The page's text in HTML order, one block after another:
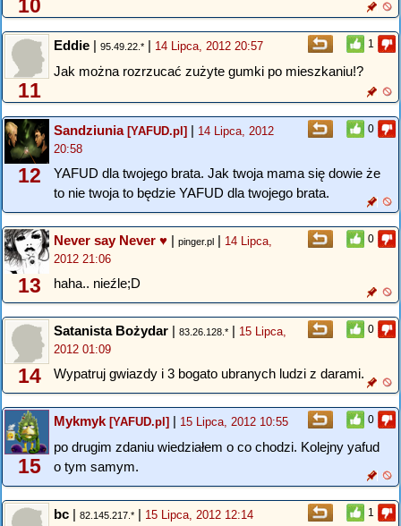
10
1
11
Eddie | 95.49.22.* | 14 Lipca, 2012 20:57
Jak można rozrzucać zużyte gumki po mieszkaniu!?
0
12
Sandziunia[YAFUD.pl] | 14 Lipca, 2012
20:58
YAFUD dla twojego brata. Jak twoja mama się dowie że
to nie twoja to będzie YAFUD dla twojego brata.
0
13
Never say Never ♥ | pinger.pl | 14 Lipca,
2012 21:06
haha.. nieźle;D
0
14
Satanista Bożydar | 83.26.128.* | 15 Lipca,
2012 01:09
Wypatruj gwiazdy i 3 bogato ubranych ludzi z darami.
0
15
Mykmyk [YAFUD.pl] | 15 Lipca, 2012 10:55
po drugim zdaniu wiedziałem o co chodzi. Kolejny yafud
o tym samym.
1
bc | 82.145.217.* | 15 Lipca, 2012 12:14